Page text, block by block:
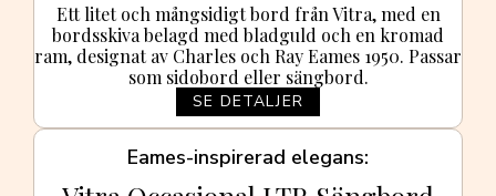
Ett litet och mångsidigt bord från Vitra, med en
bordsskiva belagd med bladguld och en kromad
ram, designat av Charles och Ray Eames 1950. Passar
som sidobord eller sängbord.
SE DETALJER
Eames-inspirerad elegans